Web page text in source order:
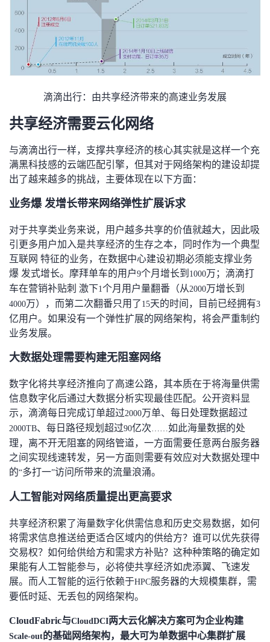
课
程
的
认
我
的
我
藏
术
支
云
声
滴滴出行：由共享经济带来的高速业务发展
共享经济需要云化网络
与滴滴出行一样，支撑共享经济的核心其实就是这样一个充
满黑科技感的云端匹配引擎，但其对于网络架构的建设却提
出了越来越多的挑战，主要体现在以下方面：
业务爆 发增长带来网络弹性扩展诉求
对于共享类业务来说，用户越多共享的价值就越大，因此吸
引更多用户加入是共享经济的生存之本，同时作为一个典型
互联网 特征的业务，在数据中心建设初期必须能支撑业务
爆 发式增长。摩拜单车的用户9个月增长到 1000万；滴滴打
车在营销补贴刺 激下1个月用户量翻番（从2000万增长到
4000万），而第二次翻番只用了 15天的时间，目前已经拥有3
亿用户。如果没有一个弹性扩展的网络架构，将会严重制约
业务发展。
大数据处理需要构建无阻塞网络
数字化将共享经济推向了高速公路，其本质在于将海量供需
信息数字化后通过大数据分析实现最佳匹配。公开资料显
示，滴滴每日完成订单超过2000万单、每日处理数据超过
2000TB、每日路径规划超过90亿次……如此海量数据的处
理，离不开无阻塞的网络管道，一方面需要任意两台服务器
之间实现线速转发，另一方面则需要有效应对大数据处理中
的“多打一”访问所带来的流量浪涌。
人工智能对网络质量提出更高要求
共享经济积累了海量数字化供需信息和历史交易数据，如何
将需求信息推送给更适合区域内的供给方？谁可以优先获得
交易权？如何给供给方和需求方补贴？这种种策略的确定如
果能有人工智能参与，必将使共享经济如虎添翼、飞速发
展。而人工智能的运行依赖于HPC服务器的大规模集群，需
要低时延、无丢包的网络架构。
CloudFabric与CloudDCI两大云化解决方案可为企业构建
Scale-out的基础网络架构，最大可为单数据中心集群扩展